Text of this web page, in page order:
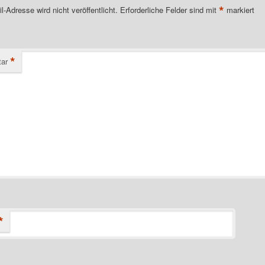
Adresse wird nicht veröffentlicht. Erforderliche Felder sind mit * markiert
*